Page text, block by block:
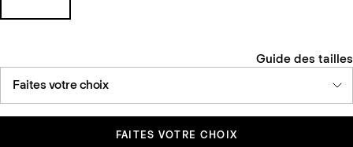
Guide des tailles
Faites votre choix
FAITES VOTRE CHOIX